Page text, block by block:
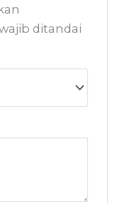
ditandai